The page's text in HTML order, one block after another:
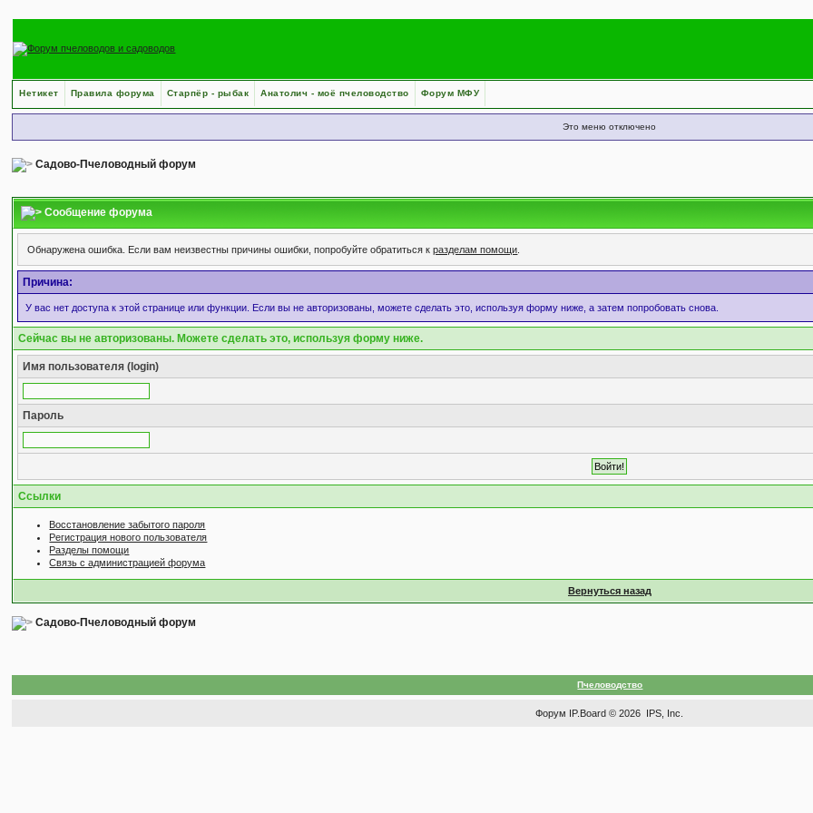
Нетикет Правила форума Старпёр - рыбак Анатолич - моё пчеловодство Форум МФУ
Это меню отключено
Садово-Пчеловодный форум
Сообщение форума
Обнаружена ошибка. Если вам неизвестны причины ошибки, попробуйте обратиться кразделам помощи
Причина:
У вас нет доступа к этой странице или функции. Если вы не авторизованы, можете сделать это, используя форму ниже, а затем попробовать снова.
Сейчас вы не авторизованы. Можете сделать это, используя форму ниже.
Имя пользователя (login)
Пароль
Ссылки
Восстановление забытого пароля
Регистрация нового пользователя
Разделы помощи
Связь с администрацией форума
Вернуться назад
Садово-Пчеловодный форум
Пчеловодство
Форум IP.Board © 2026 IPS, Inc